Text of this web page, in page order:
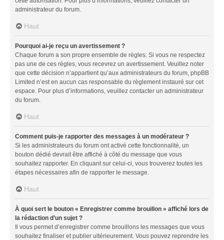
administrateur du forum.
Haut
Pourquoi ai-je reçu un avertissement ?
Chaque forum a son propre ensemble de règles. Si vous ne respectez
pas une de ces règles, vous recevrez un avertissement. Veuillez noter
que cette décision n’appartient qu’aux administrateurs du forum, phpBB
Limited n’est en aucun cas responsable du règlement instauré sur cet
espace. Pour plus d’informations, veuillez contacter un administrateur
du forum.
Haut
Comment puis-je rapporter des messages à un modérateur ?
Si les administrateurs du forum ont activé cette fonctionnalité, un
bouton dédié devrait être affiché à côté du message que vous
souhaitez rapporter. En cliquant sur celui-ci, vous trouverez toutes les
étapes nécessaires afin de rapporter le message.
Haut
À quoi sert le bouton « Enregistrer comme brouillon » affiché lors de
la rédaction d’un sujet ?
Il vous permet d’enregistrer comme brouillons les messages que vous
souhaitez finaliser et publier ultérieurement. Vous pouvez reprendre les